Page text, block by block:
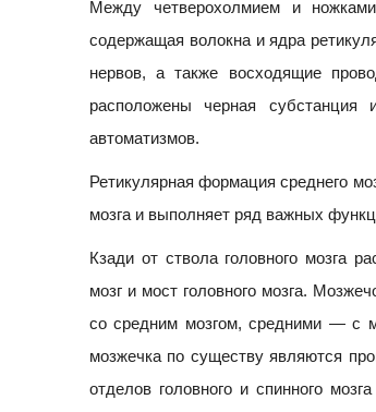
Между четверохолмием и
содержащая волокна и ядра
нервов, а также восходящие
расположены черная
автоматизмов.
Ретикулярная формация среднего
мозга и выполняет ряд важных
Кзади от ствола головного мозга
мозг и мост головного мозга.
со средним мозгом, средними — с
мозжечка по существу являются
отделов головного и спинного